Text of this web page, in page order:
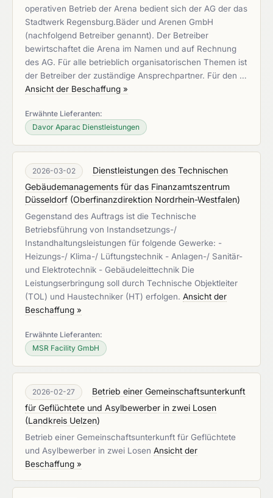
operativen Betrieb der Arena bedient sich der AG der das
Stadtwerk Regensburg.Bäder und Arenen GmbH
(nachfolgend Betreiber genannt). Der Betreiber
bewirtschaftet die Arena im Namen und auf Rechnung
des AG. Für alle betrieblich organisatorischen Themen ist
der Betreiber der zuständige Ansprechpartner. Für den …
Ansicht der Beschaffung »
Erwähnte Lieferanten:
Davor Aparac Dienstleistungen
2026-03-02
Dienstleistungen des Technischen
Gebäudemanagements für das Finanzamtszentrum
Düsseldorf (Oberfinanzdirektion Nordrhein-Westfalen)
Gegenstand des Auftrags ist die Technische
Betriebsführung von Instandsetzungs-/
Instandhaltungsleistungen für folgende Gewerke: -
Heizungs-/ Klima-/ Lüftungstechnik - Anlagen-/ Sanitär-
und Elektrotechnik - Gebäudeleittechnik Die
Leistungserbringung soll durch Technische Objektleiter
(TOL) und Haustechniker (HT) erfolgen. Ansicht der
Beschaffung »
Erwähnte Lieferanten:
MSR Facility GmbH
2026-02-27
Betrieb einer Gemeinschaftsunterkunft
für Geflüchtete und Asylbewerber in zwei Losen
(Landkreis Uelzen)
Betrieb einer Gemeinschaftsunterkunft für Geflüchtete
und Asylbewerber in zwei Losen Ansicht der
Beschaffung »